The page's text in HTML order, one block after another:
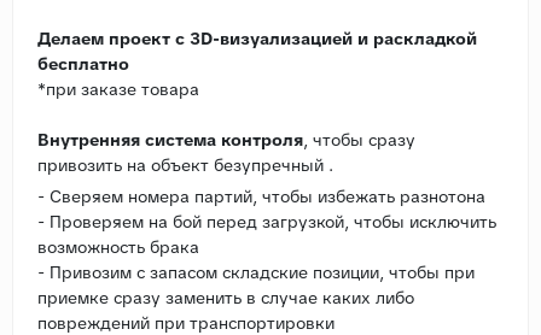
Делаем проект с 3D-визуализацией и раскладкой
бесплатно
*при заказе товара
Внутренняя система контроля, чтобы сразу
привозить на объект безупречный .
- Сверяем номера партий, чтобы избежать разнотона
- Проверяем на бой перед загрузкой, чтобы исключить
возможность брака
- Привозим с запасом складские позиции, чтобы при
приемке сразу заменить в случае каких либо
повреждений при транспортировки